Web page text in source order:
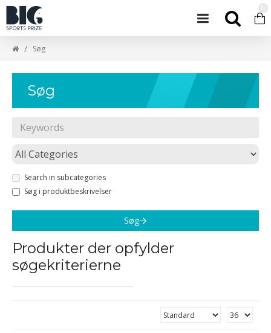
Søg
Søg
Search in subcategories
Søg i produktbeskrivelser
Søg
Produkter der opfylder
søgekriterierne